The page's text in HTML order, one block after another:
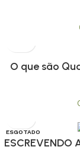
O que são
ESGOTADO
ESCREVENDO